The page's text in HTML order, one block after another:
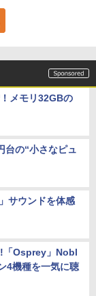
メモリ32GBの
台の“小さなピュ
サウンドを体感
!「Osprey」Nobl
4機種を一気に聴